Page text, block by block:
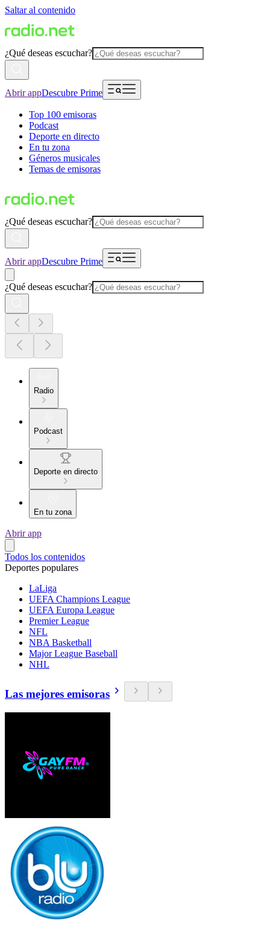
Saltar al contenido
¿Qué deseas escuchar?
Abrir appDescubre Prime
Top 100 emisoras
Podcast
Deporte en directo
En tu zona
Géneros musicales
Temas de emisoras
¿Qué deseas escuchar?
Abrir appDescubre Prime
¿Qué deseas escuchar?
Radio
Podcast
Deporte en directo
En tu zona
Abrir app
Todos los contenidos
Deportes populares
LaLiga
UEFA Champions League
UEFA Europa League
Premier League
NFL
NBA Basketball
Major League Baseball
NHL
Las mejores emisoras